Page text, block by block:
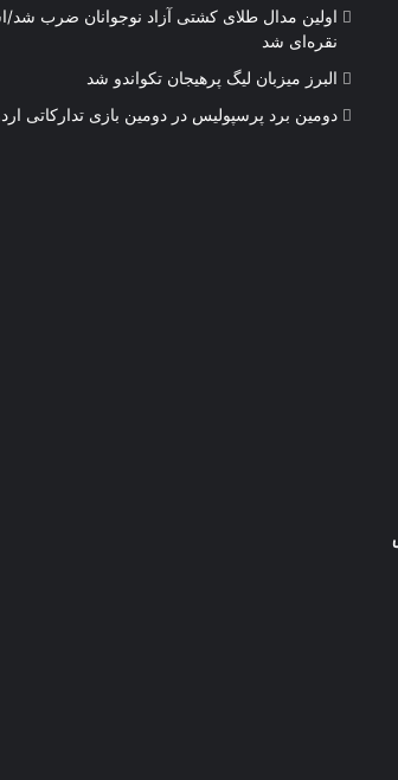
اولین مدال طلای کشتی آزاد نوجوانان ضرب شد/
نقره‌ای شد
البرز میزبان لیگ پرهیجان تکواندو شد
دومین برد پرسپولیس در دومین بازی تدارکاتی